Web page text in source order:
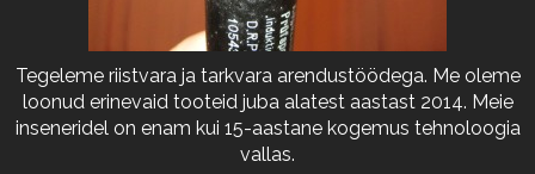
Tegeleme riistvara ja tarkvara arendustöödega. Me oleme
loonud erinevaid tooteid juba alatest aastast 2014. Meie
inseneridel on enam kui 15-aastane kogemus tehnoloogia
vallas.